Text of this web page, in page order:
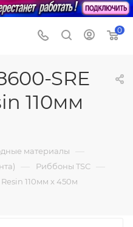
0
SRE
110мм
материалы —
— Риббоны TSC —
110мм x 450м